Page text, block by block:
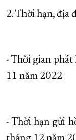
2. Thời hạn, địa
- Thời gian phát
11 năm 2022
- Thời hạn gửi